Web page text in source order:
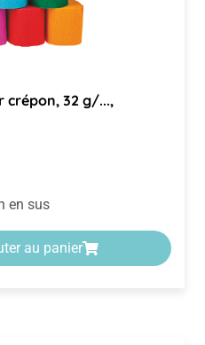
crépon, 32 g/...,
en sus
au panier